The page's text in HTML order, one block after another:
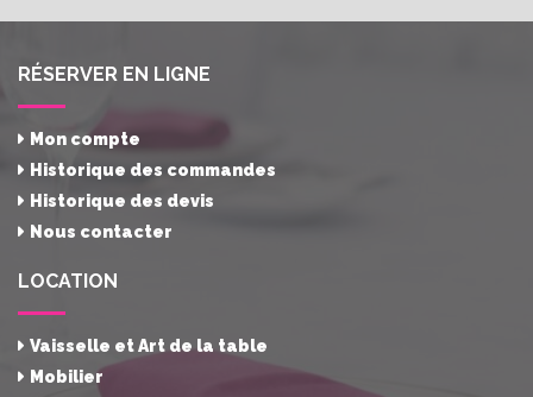
RÉSERVER EN LIGNE
Mon compte
Historique des commandes
Historique des devis
Nous contacter
LOCATION
Vaisselle et Art de la table
Mobilier